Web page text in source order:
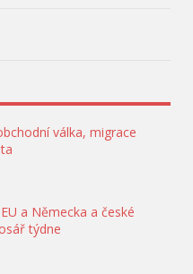
válka, migrace
a Německa a české
týdne